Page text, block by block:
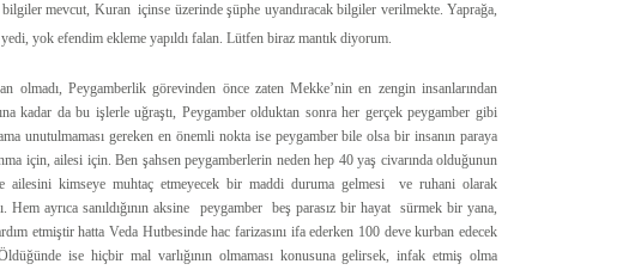
mevcut, Kuran içinse üzerinde şüphe uyandıracak bilgiler verilmekte. Yaprağa,
yok efendim ekleme yapıldı falan. Lütfen biraz mantık diyorum.
olmadı, Peygamberlik görevinden önce zaten Mekke’nin en zengin insanlarından
kadar da bu işlerle uğraştı, Peygamber olduktan sonra her gerçek peygamber gibi
unutulmaması gereken en önemli nokta ise peygamber bile olsa bir insanın paraya
için, ailesi için. Ben şahsen peygamberlerin neden hep 40 yaş civarında olduğunun
ailesini kimseye muhtaç etmeyecek bir maddi duruma gelmesi ve ruhani olarak
Hem ayrıca sanıldığının aksine peygamber beş parasız bir hayat sürmek bir yana,
etmiştir hatta Veda Hutbesinde hac farizasını ifa ederken 100 deve kurban edecek
ise hiçbir mal varlığının olmaması konusuna gelirsek, infak etmiş olma